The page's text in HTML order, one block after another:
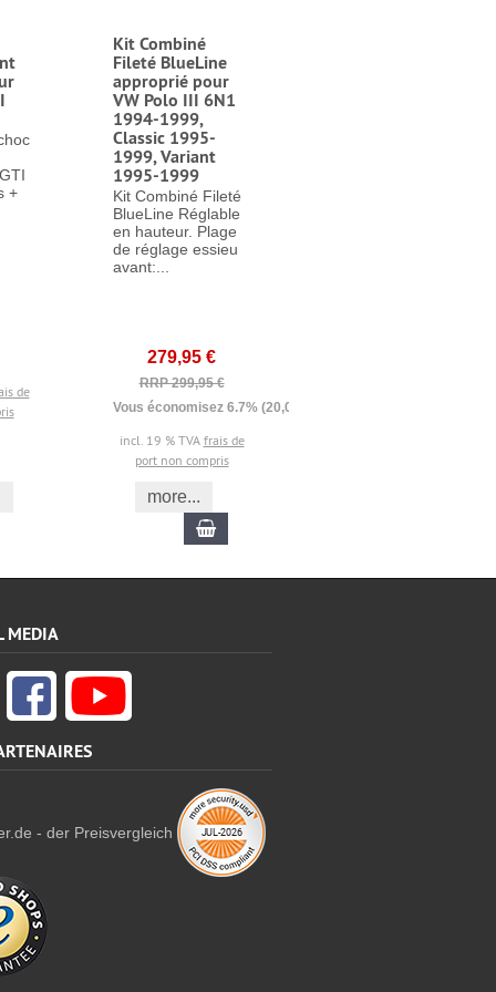
+
de
Kit Combiné
Fileté BlueLine
approprié pour
VW Polo III 6N1
1994-1999,
Classic 1995-
1999, Variant
1995-1999
Kit Combiné Fileté
BlueLine Réglable
en hauteur. Plage
de réglage essieu
avant:...
279,95 €
RRP 299,95 €
Vous économisez 6.7% (20,00 €)
incl. 19 % TVA frais de
port non compris
more...
Ajouter au panier
MEDIA